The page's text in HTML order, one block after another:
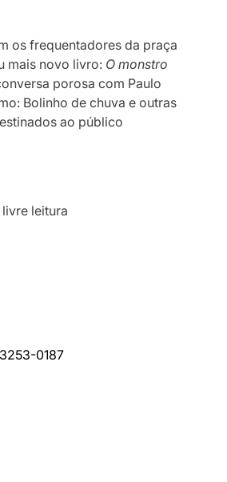
os frequentadores da praça
mais novo livro: O monstro
porosa com Paulo
Bolinho de chuva e outras
ao público
leitura
3253-0187